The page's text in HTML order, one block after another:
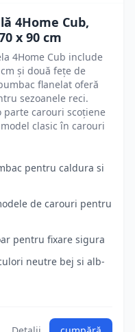
4Home Cub,
x 90 cm
4Home Cub include
și două fețe de
flanelat oferă
sezoanele reci.
carouri scoțiene
clasic în carouri
pentru caldura si
de carouri pentru
pentru fixare sigura
neutre bej si alb-